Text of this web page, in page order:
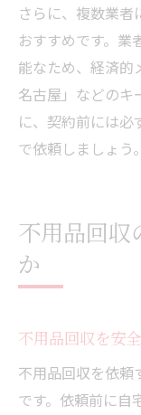
さらに、複数業者
おすすめです。業
能なため、経済的
名古屋」などのキ
に、契約前には
で依頼しましょう。
不用品回収
か
不用品回収を安
不用品回収を依頼
です。依頼前に自